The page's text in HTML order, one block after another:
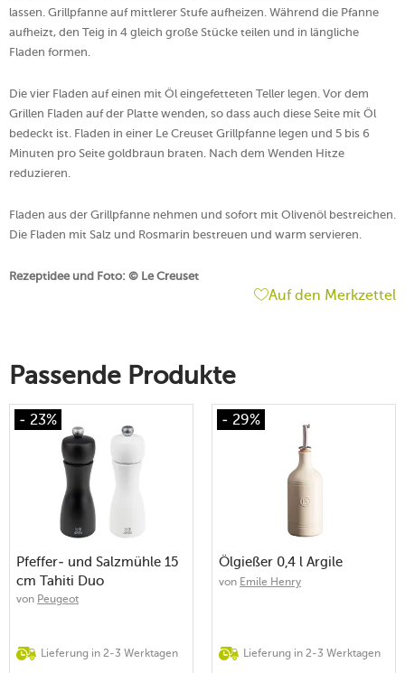
lassen. Grillpfanne auf mittlerer Stufe aufheizen. Während die Pfanne
aufheizt, den Teig in 4 gleich große Stücke teilen und in längliche
Fladen formen.
Die vier Fladen auf einen mit Öl eingefetteten Teller legen. Vor dem
Grillen Fladen auf der Platte wenden, so dass auch diese Seite mit Öl
bedeckt ist. Fladen in einer Le Creuset Grillpfanne legen und 5 bis 6
Minuten pro Seite goldbraun braten. Nach dem Wenden Hitze
reduzieren.
Fladen aus der Grillpfanne nehmen und sofort mit Olivenöl bestreichen.
Die Fladen mit Salz und Rosmarin bestreuen und warm servieren.
Rezeptidee und Foto: © Le Creuset
Auf den Merkzettel
Passende Produkte
- 23%
Pfeffer- und Salzmühle 15
cm Tahiti Duo
schwarz/weiß
von Peugeot
Lieferung in 2-3 Werktagen
- 29%
Ölgießer 0,4 l Argile
von Emile Henry
Lieferung in 2-3 Werktagen